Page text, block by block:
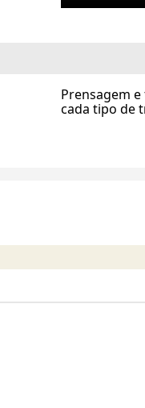
Prensagem
cada tipo de